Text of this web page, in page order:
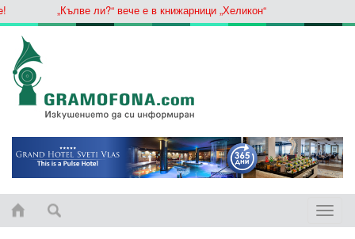
„Кълве ли?“ вече е в книжарници „Хеликон“
Toggle